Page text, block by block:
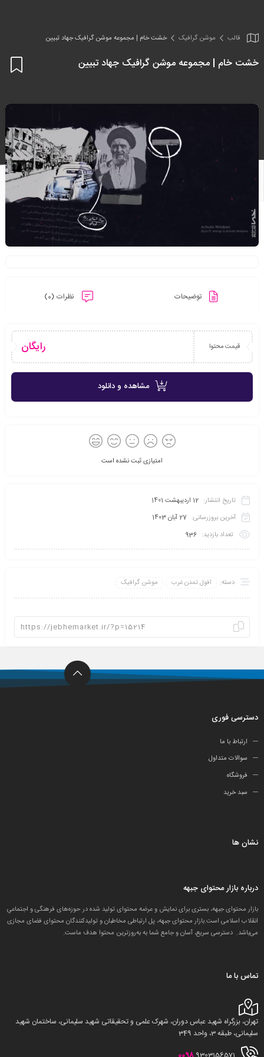
قالب موشن گرافیک خشت خام | مجموعه موشن گرافیک جهاد تبیین
خشت خام | مجموعه موشن گرافیک جهاد تبیین
توضیحات نظرات (0)
قیمت محتوا رایگان
مشاهده و دانلود
امتیازی ثبت نشده است
تاریخ انتشار: 12 اردیبهشت 1401
آخرین بروزرسانی: 27 آبان 1403
تعداد بازدید: 936
دسته: افول تمدن غرب موشن گرافیک
دسترسی فوری
ارتباط با ما
سوالات متداول
فروشگاه
سبد خرید
نشان ها
درباره بازار محتوای جبهه
بازار محتوای جبهه، بستری برای نمایش و عرضه محتوای تولید شده در حوزه‌های فرهنگی و اجتماعیِ
انقلاب اسلامی است.بازار محتوای جبهه، پل ارتباطی مخاطبان و تولید‌کنندگان محتوای فضای مجازی
می‌باشد. دسترسی سریع، آسان و جامع شما به به‌روزترین محتوا هدف ماست.
تماس با ما
تهران، بزرگراه شهید عباس دوران، شهرک علمی و تحقیقاتی شهید سلیمانی، ساختمان شهید
سلیمانی، طبقه 3، واحد 349